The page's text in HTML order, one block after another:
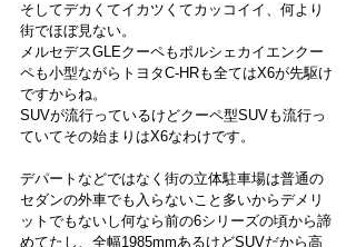
そしてデカくてイカツくてカッコイイ、何より
街でほぼ見ない。
メルセデスGLEクーペもポルシェカイエンクー
ペも小型ながらトヨタC-HRも全てはX6が先駆け
ですからね。
SUVが流行っているけどクーペ型SUVも流行っ
ていてその始まりはX6なわけです。
デパートなどではなく街の立体駐車場は普通の
セダンの外車でも入らないこと多いからデメリ
ットでもないし何なら前の6シリーズの頃から諦
めてたし、全幅1985mmあるけどSUVだから高